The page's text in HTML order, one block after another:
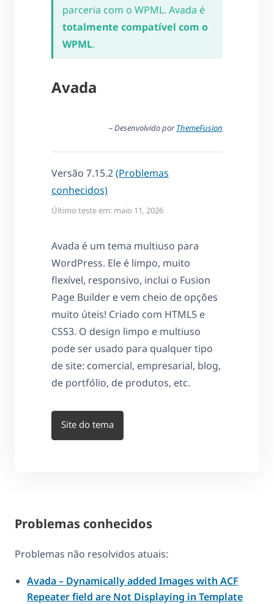
parceria com o WPML. Avada é
totalmente compatível com o
WPML.
Avada
– Desenvolvido porThemeFusion
Versão 7.15.2(Problemas
conhecidos)
Último teste em: maio 11, 2026
Avada é um tema multiuso para
WordPress. Ele é limpo, muito
flexível, responsivo, inclui o Fusion
Page Builder e vem cheio de opções
muito úteis! Criado com HTML5 e
CSS3. O design limpo e multiuso
pode ser usado para qualquer tipo
de site: comercial, empresarial, blog,
de portfólio, de produtos, etc.
Site do tema
Problemas conhecidos
Problemas não resolvidos atuais:
Avada – Dynamically added Images with ACF
Repeater field are Not Displaying in Template